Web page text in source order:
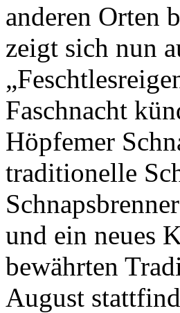
anderen Orten
zeigt sich nun
Faschnacht
Höpfemer
traditionelle
und ein neues
bewährten
August